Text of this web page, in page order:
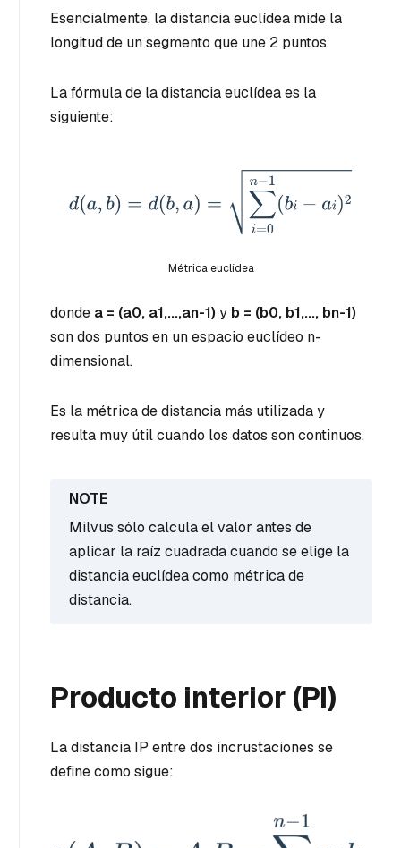
Esencialmente, la distancia euclídea mide la
longitud de un segmento que une 2 puntos.
La fórmula de la distancia euclídea es la
siguiente:
Métrica euclídea
donde a = (a0, a1,...,an-1) y b = (b0, b1,..., bn-1)
son dos puntos en un espacio euclídeo n-
dimensional.
Es la métrica de distancia más utilizada y
resulta muy útil cuando los datos son continuos.
Milvus sólo calcula el valor antes de
aplicar la raíz cuadrada cuando se elige la
distancia euclídea como métrica de
distancia.
Producto interior (PI)
La distancia IP entre dos incrustaciones se
define como sigue: